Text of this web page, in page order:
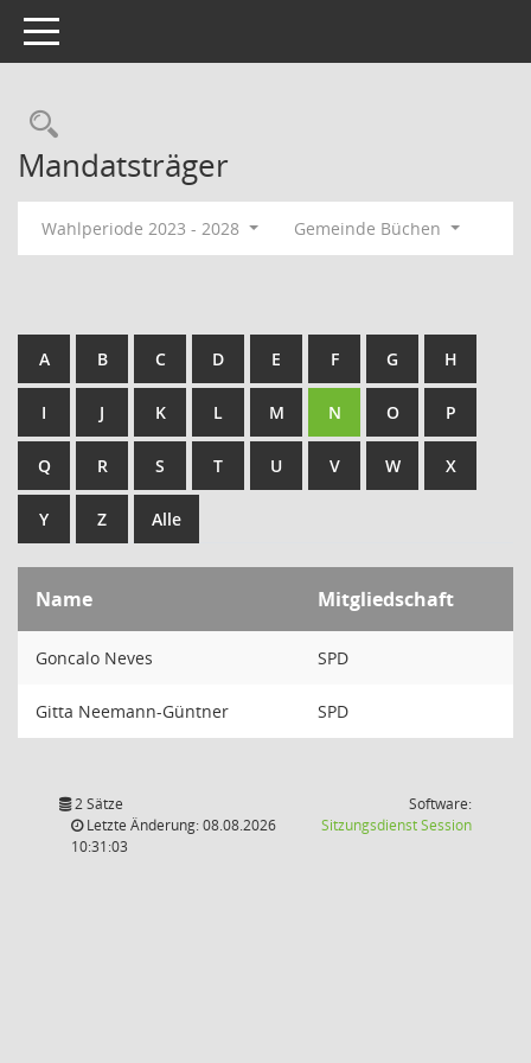
Toggle navigation
Rechercheauswahl
Mandatsträger
Wahlperiode 2023 - 2028 Gemeinde Büchen
A B C D E F G H
I J K L M N O P
Q R S T U V W X
Y Z Alle
Name Mitgliedschaft
Goncalo Neves SPD
Gitta Neemann-Güntner SPD
2 Sätze
Letzte Änderung: 08.08.2026
10:31:03
Software:
SitzungsdienstSession(Wird in